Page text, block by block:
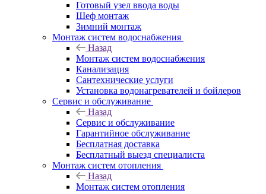
Готовый узел ввода воды
Шеф монтаж
Зимний монтаж
Монтаж систем водоснабжения
Назад
Монтаж систем водоснабжения
Канализация
Сантехнические услуги
Установка водонагревателей и бойлеров
Сервис и обслуживание
Назад
Сервис и обслуживание
Гарантийное обслуживание
Бесплатная доставка
Бесплатный выезд специалиста
Монтаж систем отопления
Назад
Монтаж систем отопления